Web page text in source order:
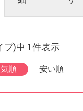
プ)中 1件表示
気順 安い順